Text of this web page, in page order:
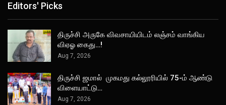
Editors' Picks
திருச்சி அருகே விவசாயியிடம் லஞ்சம் வாங்கிய
விஏஓ கைது…!
Aug 7, 2026
திருச்சி ஜமால் முகமது கல்லூரியில் 75-ம் ஆண்டு
விளையாட்டு…
Aug 7, 2026